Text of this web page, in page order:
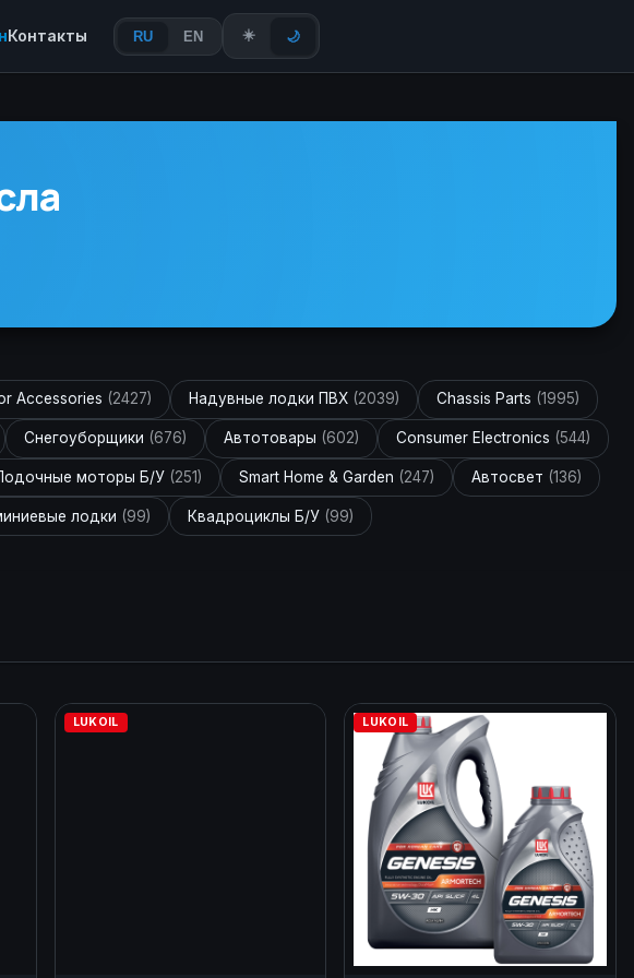
Контакты RU EN ☀️ 🌙
Accessories (2427) Надувные лодки ПВХ (2039) Chassis Parts (1995)
Снегоуборщики (676) Автотовары (602) Consumer Electronics (544)
моторы Б/У (251) Smart Home & Garden (247) Автосвет (136)
лодки (99) Квадроциклы Б/У (99)
LUKOIL LUKOIL